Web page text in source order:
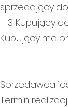
sprzedający
3. Kupujący
Kupujący ma
Sprzedawca
Termin